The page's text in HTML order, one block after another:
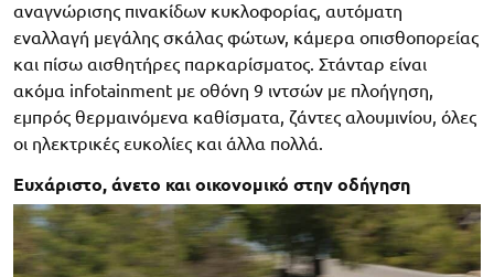
αναγνώρισης πινακίδων κυκλοφορίας, αυτόματη
εναλλαγή μεγάλης σκάλας φώτων, κάμερα οπισθοπορείας
και πίσω αισθητήρες παρκαρίσματος. Στάνταρ είναι
ακόμα infotainment με οθόνη 9 ιντσών με πλοήγηση,
εμπρός θερμαινόμενα καθίσματα, ζάντες αλουμινίου, όλες
οι ηλεκτρικές ευκολίες και άλλα πολλά.
Ευχάριστο, άνετο και οικονομικό στην οδήγηση